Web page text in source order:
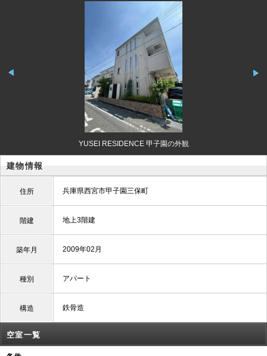
YUSEI RESIDENCE 甲子園の外観
建物情報
住所 兵庫県西宮市甲子園三保町
階建 地上3階建
築年月 2009年02月
種別 アパート
構造 鉄骨造
空室一覧